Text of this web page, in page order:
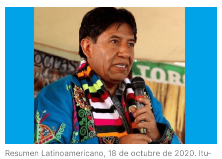
Resu­men Lati­no­ame­ri­cano, 18 de octu­bre de 2020. Itu­